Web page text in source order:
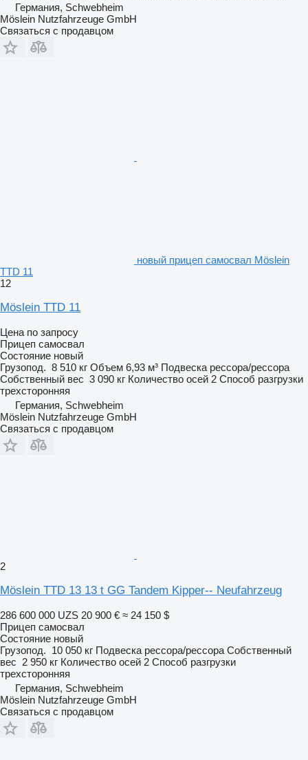
Германия, Schwebheim
Möslein Nutzfahrzeuge GmbH
Связаться с продавцом
новый прицеп самосвал Möslein
TTD 11
12
Möslein TTD 11
Цена по запросу
Прицеп самосвал
Состояние новый
Грузопод. 8 510 кг Объем 6,93 м³ Подвеска рессора/рессора
Собственный вес 3 090 кг Количество осей 2 Способ разгрузки
трехсторонняя
Германия, Schwebheim
Möslein Nutzfahrzeuge GmbH
Связаться с продавцом
2
Möslein TTD 13 13 t GG Tandem Kipper-- Neufahrzeug
286 600 000 UZS 20 900 € ≈ 24 150 $
Прицеп самосвал
Состояние новый
Грузопод. 10 050 кг Подвеска рессора/рессора Собственный
вес 2 950 кг Количество осей 2 Способ разгрузки
трехсторонняя
Германия, Schwebheim
Möslein Nutzfahrzeuge GmbH
Связаться с продавцом